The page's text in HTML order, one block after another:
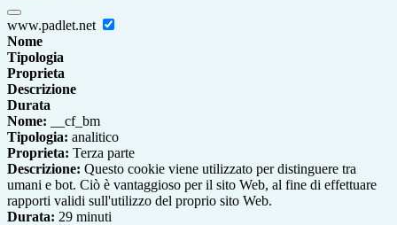
www.padlet.net
Nome
Tipologia
Proprieta
Descrizione
Durata
Nome: __cf_bm
Tipologia: analitico
Proprieta: Terza parte
Descrizione: Questo cookie viene utilizzato per distinguere tra
umani e bot. Ciò è vantaggioso per il sito Web, al fine di effettuare
rapporti validi sull'utilizzo del proprio sito Web.
Durata: 29 minuti